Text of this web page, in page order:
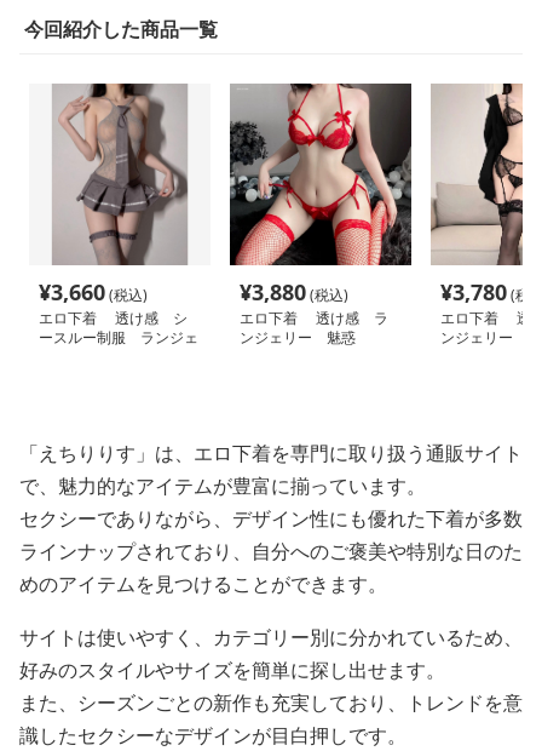
今回紹介した商品一覧
¥3,660(税込)
エロ下着 透け感 シ
ースルー制服 ランジェ
¥3,880(税込)
エロ下着 透け感 ラ
ンジェリー 魅惑
¥3,780(税
エロ下着 透
ンジェリー
「えちりりす」は、エロ下着を専門に取り扱う通販サイト
で、魅力的なアイテムが豊富に揃っています。
セクシーでありながら、デザイン性にも優れた下着が多数
ラインナップされており、自分へのご褒美や特別な日のた
めのアイテムを見つけることができます。
サイトは使いやすく、カテゴリー別に分かれているため、
好みのスタイルやサイズを簡単に探し出せます。
また、シーズンごとの新作も充実しており、トレンドを意
識したセクシーなデザインが目白押しです。